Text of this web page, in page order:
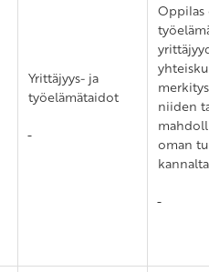
Yrittäjyys- ja
työelämätaidot
Oppilas
niiden
oman
kannalta